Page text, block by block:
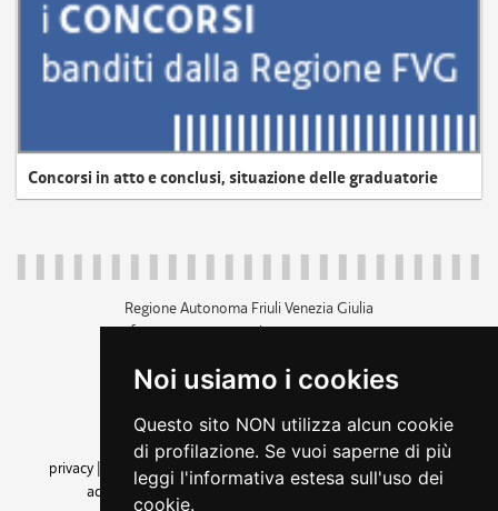
Noi usiamo i cookies
Questo sito NON utilizza alcun cookie
di profilazione. Se vuoi saperne di più
leggi l'informativa estesa sull'uso dei
cookie.
Concorsi in atto e conclusi, situazione delle graduatorie
Regione Autonoma Friuli Venezia Giulia
c.f. 80014930327; p.iva 00526040324
+39 040 3771111
amministrazione trasparente
privacy
cookie |note legali accessibilità
dichiarazione di
accessibilità| feedback cambio preferenze cookie